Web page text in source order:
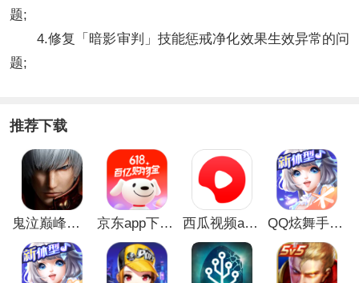
题;
4.修复「暗影审判」技能惩戒净化效果生效异常的问
题;
推荐下载
鬼泣巅峰之战最新破解版 京东app下载安装 西瓜视频app安卓版 QQ炫舞手游破解版